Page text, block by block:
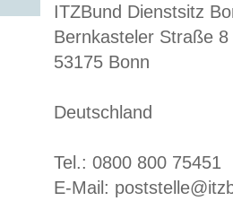
ITZBund Dienstsitz
Bernkasteler Straße 8
53175 Bonn
Deutschland
Tel.: 0800 800 75451
E-Mail: